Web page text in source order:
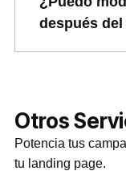
después
Otros
Potencia tus
tu landing page.